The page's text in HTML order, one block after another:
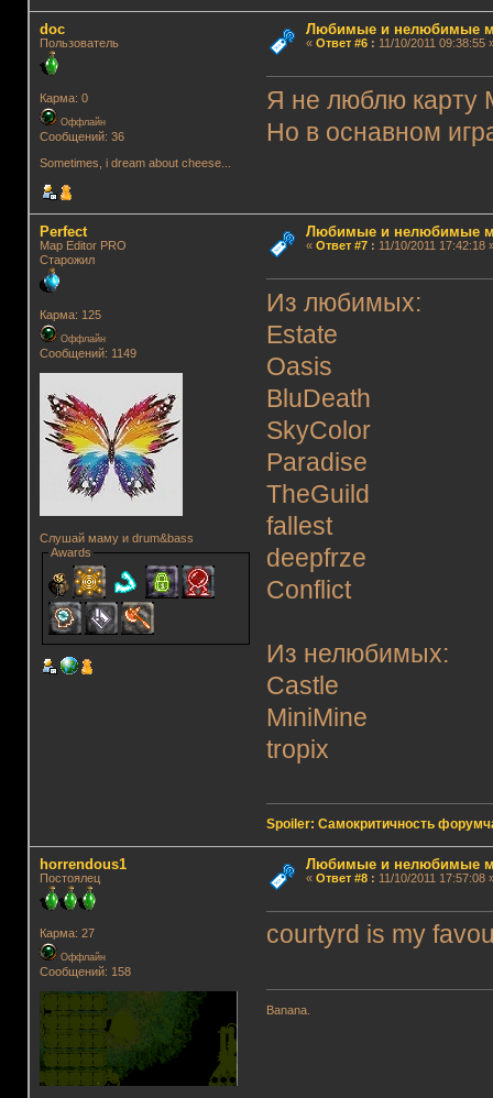
doc
Пользователь
Карма: 0
Оффлайн
Сообщений: 36
Sometimes, i dream about cheese...
Любимые и нелюбимые
« Ответ #6: 11/10/2011 09:38:55
Я не люблю карту
Но в оснавном
Perfect
Map Editor PRO
Старожил
Карма: 125
Оффлайн
Сообщений: 1149
Слушай маму и drum&bass
Awards
Любимые и нелюбимые
« Ответ #7: 11/10/2011 17:42:18
Из любимых:
Estate
Oasis
BluDeath
SkyColor
Paradise
TheGuild
fallest
deepfrze
Conflict
Из нелюбимых:
Castle
MiniMine
tropix
Spoiler: Самокритичность
horrendous1
Постоялец
Карма: 27
Оффлайн
Сообщений: 158
Любимые и нелюбимые
« Ответ #8: 11/10/2011 17:57:08
courtyrd is my
Banana.